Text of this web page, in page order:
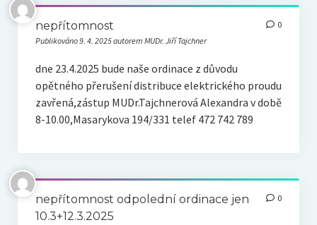
nepřítomnost
Publikováno 9. 4. 2025 autorem MUDr. Jiří Tajchner
0
dne 23.4.2025 bude naše ordinace z důvodu
opětného přerušení distribuce elektrického proudu
zavřená,zástup MUDr.Tajchnerová Alexandra v době
8-10.00,Masarykova 194/331 telef 472 742 789
nepřítomnost odpolední ordinace jen
10.3+12.3.2025
0